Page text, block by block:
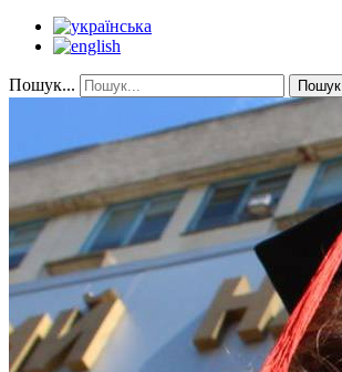
Пошук... Пошук